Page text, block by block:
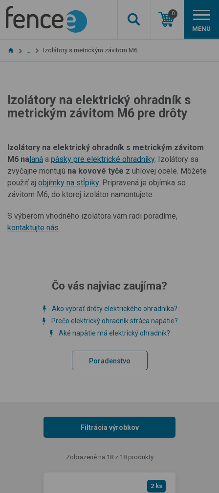
0
MENU
Izolátory s metrickým závitom M6
Izolátory na elektrický ohradník s
metrickým závitom M6 pre drôty
Izolátory na elektrický ohradník s metrickým závitom
M6 nalaná a pásky pre elektrické ohradníky. Izolátory sa
zvyčajne montujú na kovové tyče z uhlovej ocele. Môžete
použiť aj objímky na stĺpiky. Pripravená je objímka so
závitom M6, do ktorej izolátor namontujete.
S výberom vhodného izolátora vám radi poradíme,
kontaktujte nás
Čo vás najviac zaujíma?
Ako vybrať drôty elektrického ohradníka?
Prečo elektrický ohradník stráca napätie?
Aké napätie má elektrický ohradník?
Poradenstvo
Filtrácia výrobkov
Zobrazené na 18 z 18 produkty
2 ks